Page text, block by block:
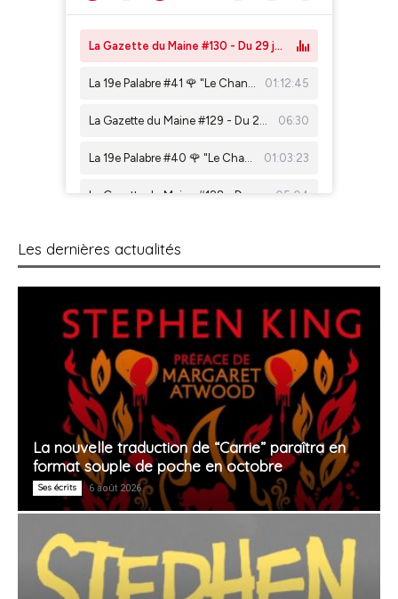
Les dernières actualités
La nouvelle traduction de “Carrie” paraîtra en
format souple de poche en octobre
Ses écrits 6 août 2026